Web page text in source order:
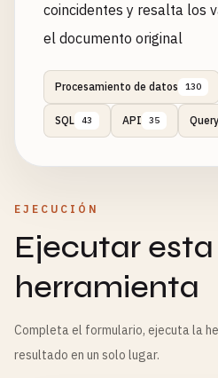
coincidentes y resalta los
el documento original
Procesamiento de datos 130
SQL 43 API 35 Query
EJECUCIÓN
Ejecutar esta
herramienta
Completa el formulario, ejecuta la
resultado en un solo lugar.